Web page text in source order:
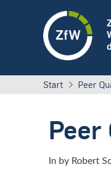
Start Peer
In by Robert